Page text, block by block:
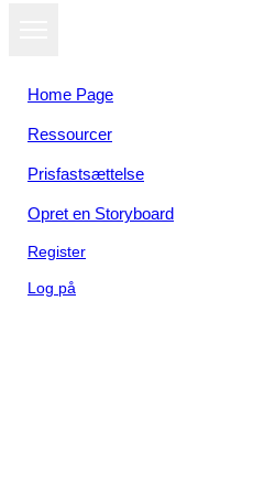
Home Page
Ressourcer
Prisfastsættelse
Opret en Storyboard
Register
Log på